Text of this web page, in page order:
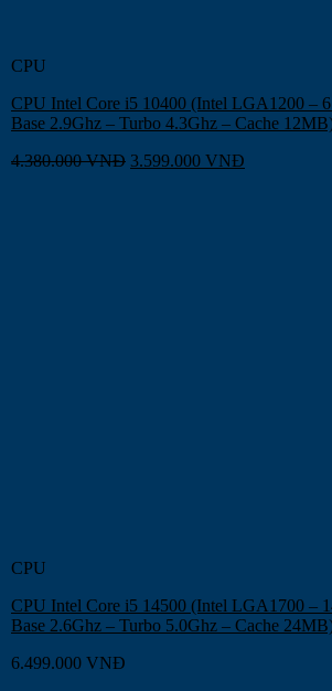
CPU
CPU Intel Core i5 10400 (Intel LGA1200 –
Base 2.9Ghz – Turbo 4.3Ghz – Cache
4.380.000VNĐ 3.599.000 VNĐ
CPU
CPU Intel Core i5 14500 (Intel LGA1700 –
Base 2.6Ghz – Turbo 5.0Ghz – Cache
6.499.000 VNĐ